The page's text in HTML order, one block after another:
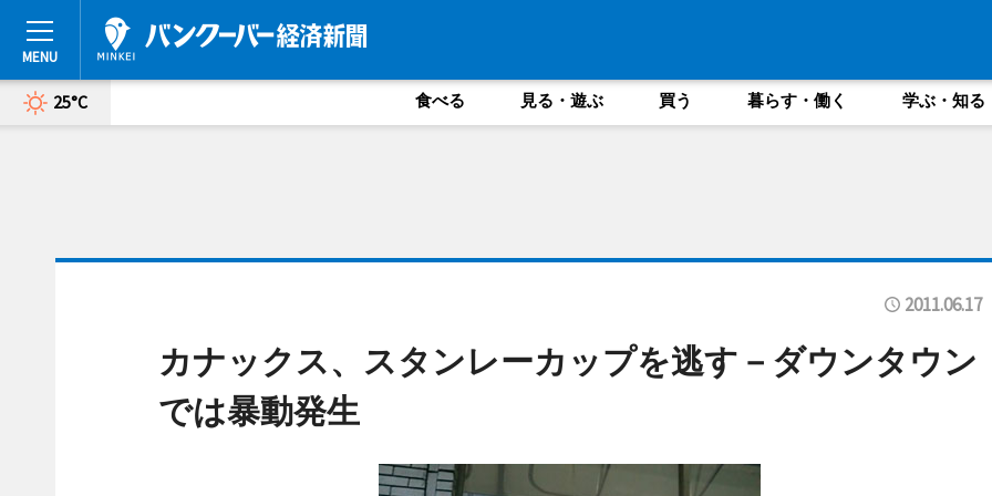
25°C 食べる 見る・遊ぶ 買う 暮らす・働く 学ぶ・知る
2011.06.17
カナックス、スタンレーカップを逃す－ダウンタウン
では暴動発生